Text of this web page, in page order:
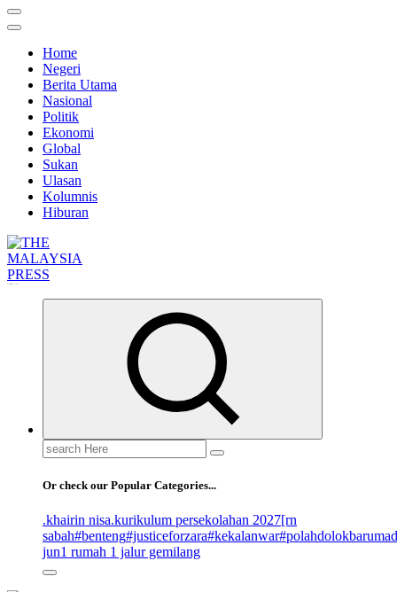
Home
Negeri
Berita Utama
Nasional
Politik
Ekonomi
Global
Sukan
Ulasan
Kolumnis
Hiburan
Search
for:
Or check our Popular Categories...
.khairin nisa.kurikulum persekolahan 2027[rn
sabah#benteng#justiceforzara#kekalanwar
jun1 rumah 1 jalur gemilang